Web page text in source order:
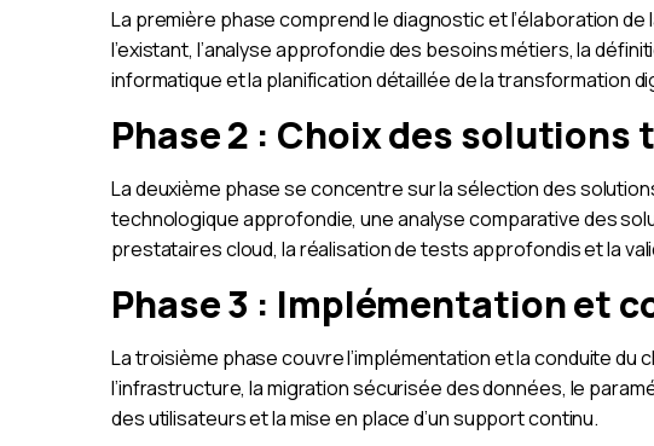
La première phase comprend le diagnostic et l’élaboration
l’existant, l’analyse approfondie des besoins métiers, la
informatique et la planification détaillée de la transformation
Phase 2 : Choix des
La deuxième phase se concentre sur la sélection des
technologique approfondie, une analyse comparative des
prestataires cloud, la réalisation de tests approfondis et la
Phase 3 : Implémentation et
La troisième phase couvre l’implémentation et la conduite du
l’infrastructure, la migration sécurisée des données, le
des utilisateurs et la mise en place d’un support continu.